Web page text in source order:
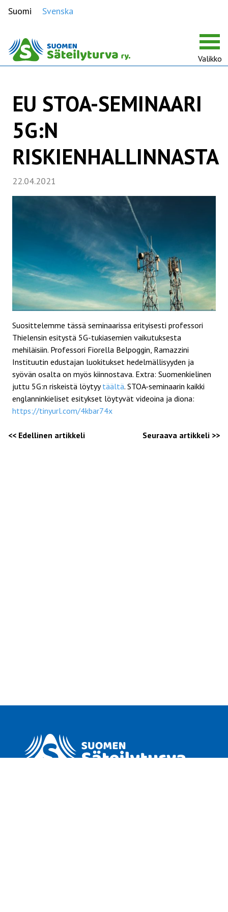
Suomi Svenska
Valikko
EU STOA-SEMINAARI
5G:N
RISKIENHALLINNASTA
22.04.2021
Suosittelemme tässä seminaarissa erityisesti professori
Thielensin esitystä 5G-tukiasemien vaikutuksesta
mehiläisiin. Professori Fiorella Belpoggin, Ramazzini
Instituutin edustajan luokitukset hedelmällisyyden ja
syövän osalta on myös kiinnostava. Extra: Suomenkielinen
juttu 5G:n riskeistä löytyytäältä. STOA-seminaarin kaikki
englanninkieliset esitykset löytyvät videoina ja diona:
https://tinyurl.com/4kbar74x
<< Edellinen artikkeli Seuraava artikkeli >>